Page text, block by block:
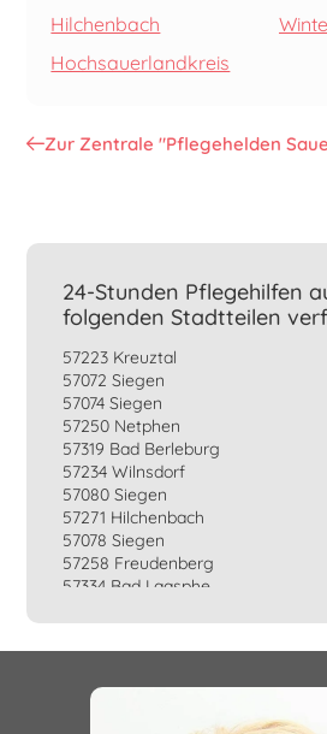
Hilchenbach
Hochsauerlandkreis
Zur Zentrale "Pflegehelden
24-Stunden Pflegehilfen
folgenden Stadtteilen
57223 Kreuztal
57072 Siegen
57074 Siegen
57250 Netphen
57319 Bad Berleburg
57234 Wilnsdorf
57080 Siegen
57271 Hilchenbach
57078 Siegen
57258 Freudenberg
57334 Bad Laasphe
57076 Siegen
57368 Lennestadt